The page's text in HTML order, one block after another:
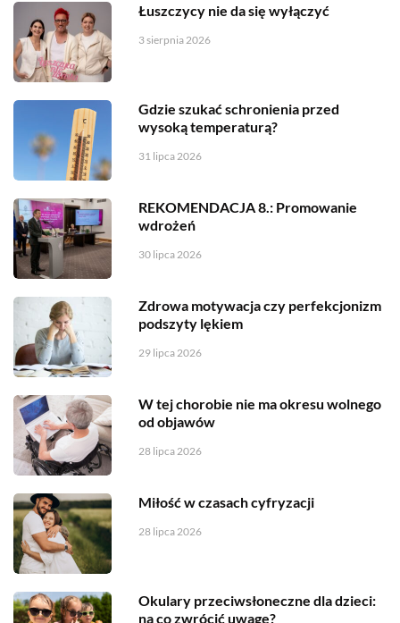
Łuszczycy nie da się wyłączyć
3 sierpnia 2026
Gdzie szukać schronienia przed
wysoką temperaturą?
31 lipca 2026
REKOMENDACJA 8.: Promowanie
wdrożeń
30 lipca 2026
Zdrowa motywacja czy perfekcjonizm
podszyty lękiem
29 lipca 2026
W tej chorobie nie ma okresu wolnego
od objawów
28 lipca 2026
Miłość w czasach cyfryzacji
28 lipca 2026
Okulary przeciwsłoneczne dla dzieci:
na co zwrócić uwagę?